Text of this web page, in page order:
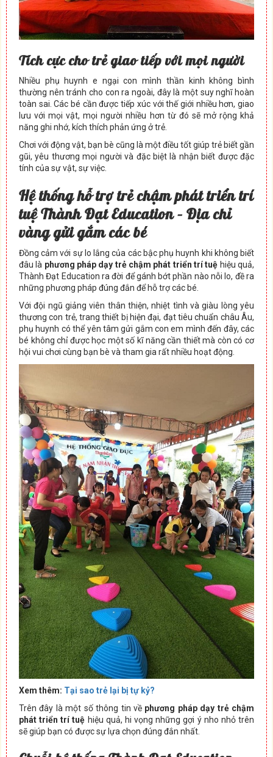
Tích cực cho trẻgiao tiếp với mọi người
Nhiều phụ huynh e ngại con mình thần kinh không bình
thường nên tránh cho con ra ngoài, đây là một suy nghĩ hoàn
toàn sai. Các bé cần được tiếp xúc với thế giới nhiều hơn, giao
lưu với mọi vật, mọi người nhiều hơn từ đó sẽ mở rộng khả
năng ghi nhớ, kích thích phản ứng ở trẻ.
Chơi với động vật, bạn bè cũng là một điều tốt giúp trẻ biết gần
gũi, yêu thương mọi người và đặc biệt là nhận biết được đặc
tính của sự vật, sự việc.
Hệthống hỗtrợtrẻchậm phát triển trí
tuệThành Đạt Education – Địa chỉ
vàng gửi gắm các bé
Đồng cảm với sự lo lắng của các bậc phụ huynh khi không biết
đâu là phương pháp dạy trẻ chậm phát triển trí tuệ hiệu quả,
Thành Đạt Education ra đời để gánh bớt phần nào nỗi lo, đề ra
những phương pháp đúng đắn để hỗ trợ các bé.
Với đội ngũ giảng viên thân thiện, nhiệt tình và giàu lòng yêu
thương con trẻ, trang thiết bị hiện đại, đạt tiêu chuẩn châu Âu,
phụ huynh có thể yên tâm gửi gắm con em mình đến đây, các
bé không chỉ được học một số kĩ năng cần thiết mà còn có cơ
hội vui chơi cùng bạn bè và tham gia rất nhiều hoạt động.
Xem thêm: Tại sao trẻ lại bị tự kỷ?
Trên đây là một số thông tin về phương pháp dạy trẻ chậm
phát triển trí tuệ hiệu quả, hi vọng những gợi ý nho nhỏ trên
sẽ giúp bạn có được sự lựa chọn đúng đắn nhất.